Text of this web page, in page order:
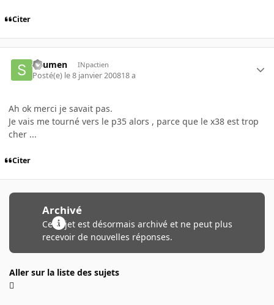
Citer
sirumen INpactien
Posté(e) le 8 janvier 200818 a
Ah ok merci je savait pas.
Je vais me tourné vers le p35 alors , parce que le x38 est trop
cher ...
Citer
Archivé
Ce sujet est désormais archivé et ne peut plus
recevoir de nouvelles réponses.
Aller sur la liste des sujets